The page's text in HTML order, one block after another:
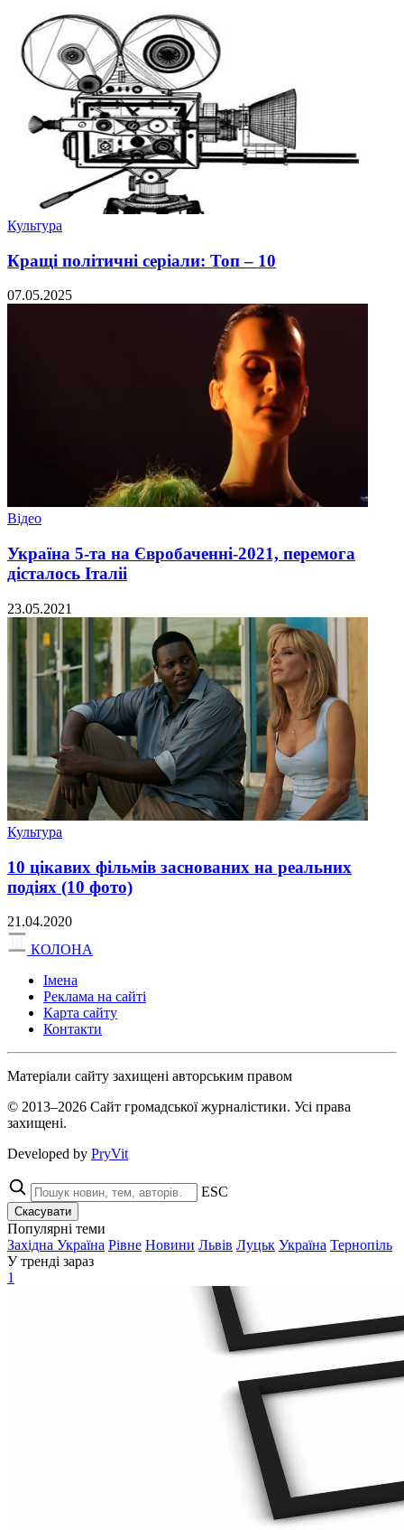
Культура
Кращі політичні серіали: Топ – 10
07.05.2025
Відео
Україна 5-та на Євробаченні-2021, перемога
дісталось Італіі
23.05.2021
Культура
10 цікавих фільмів заснованих на реальних
подіях (10 фото)
21.04.2020
КОЛОНА
Імена
Реклама на сайті
Карта сайту
Контакти
Матеріали сайту захищені авторським правом
© 2013–2026 Сайт громадської журналістики. Усі права
захищені.
Developed by PryVit
ESC
Скасувати
Популярні теми
Західна Україна Рівне Новини Львів Луцьк Україна Тернопіль
У тренді зараз
1